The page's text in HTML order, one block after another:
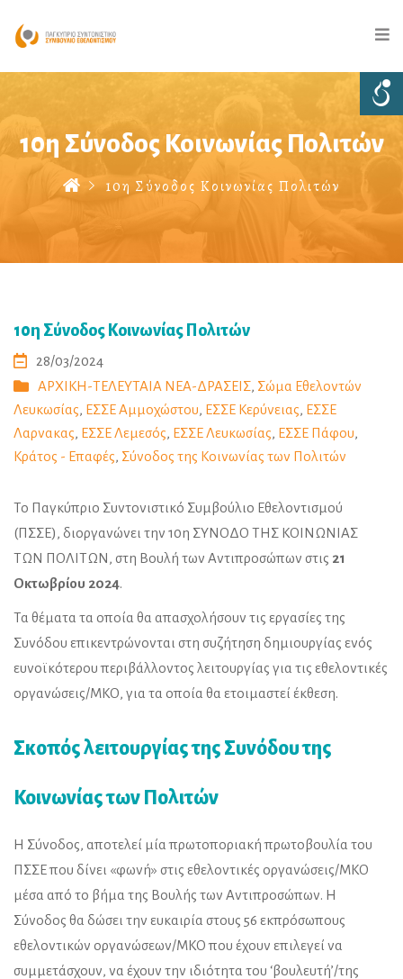
10η Σύνοδος Κοινωνίας Πολιτών
10η Σύνοδος Κοινωνίας Πολιτών
10η Σύνοδος Κοινωνίας Πολιτών
28/03/2024
ΑΡΧΙΚΗ-ΤΕΛΕΥΤΑΙΑ ΝΕΑ-ΔΡΑΣΕΙΣ, Σώμα Εθελοντών
Λευκωσίας, ΕΣΣΕ Αμμοχώστου, ΕΣΣΕ Κερύνειας, ΕΣΣΕ
Λαρνακας, ΕΣΣΕ Λεμεσός, ΕΣΣΕ Λευκωσίας, ΕΣΣΕ Πάφου,
Κράτος - Επαφές, Σύνοδος της Κοινωνίας των Πολιτών
Το Παγκύπριο Συντονιστικό Συμβούλιο Εθελοντισμού
(ΠΣΣΕ), διοργανώνει την 10η ΣΥΝΟΔΟ ΤΗΣ ΚΟΙΝΩΝΙΑΣ
ΤΩΝ ΠΟΛΙΤΩΝ, στη Βουλή των Αντιπροσώπων στις 21
Οκτωβρίου 2024.
Τα θέματα τα οποία θα απασχολήσουν τις εργασίες της
Συνόδου επικεντρώνονται στη συζήτηση δημιουργίας ενός
ευνοϊκότερου περιβάλλοντος λειτουργίας για τις εθελοντικές
οργανώσεις/ΜΚΟ, για τα οποία θα ετοιμαστεί έκθεση.
Σκοπός λειτουργίας της Συνόδου της
Κοινωνίας των Πολιτών
Η Σύνοδος, αποτελεί μία πρωτοποριακή πρωτοβουλία του
ΠΣΣΕ που δίνει «φωνή» στις εθελοντικές οργανώσεις/ΜΚΟ
μέσα από το βήμα της Βουλής των Αντιπροσώπων. Η
Σύνοδος θα δώσει την ευκαιρία στους 56 εκπρόσωπους
εθελοντικών οργανώσεων/ΜΚΟ που έχουν επιλεγεί να
συμμετάσχουν, να έχουν την ιδιότητα του ‘βουλευτή’/της